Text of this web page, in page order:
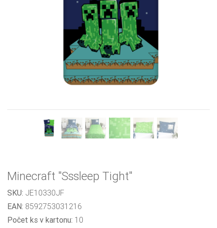
Minecraft "Sssleep Tight"
SKU: JE10330JF
EAN: 8592753031216
Počet ks v kartonu: 10